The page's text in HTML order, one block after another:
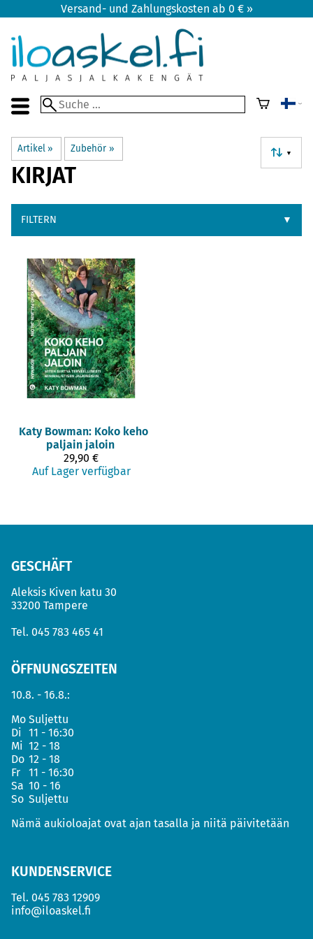
Versand- und Zahlungskosten ab 0 € »
Artikel ‪» Zubehör ‪» ▼
KIRJAT
FILTERN ▼
Katy Bowman: Koko keho
paljain jaloin
29,90 €
Auf Lager verfügbar
GESCHÄFT
Aleksis Kiven katu 30
33200 Tampere
Tel. 045 783 465 41
ÖFFNUNGSZEITEN
10.8. - 16.8.:
Mo Suljettu
Di 11 - 16:30
Mi 12 - 18
Do 12 - 18
Fr
11 - 16:30
Sa 10 - 16
So Suljettu
Nämä aukioloajat ovat ajan tasalla ja niitä päivitetään
KUNDENSERVICE
Tel. 045 783 12909
info@iloaskel.fi